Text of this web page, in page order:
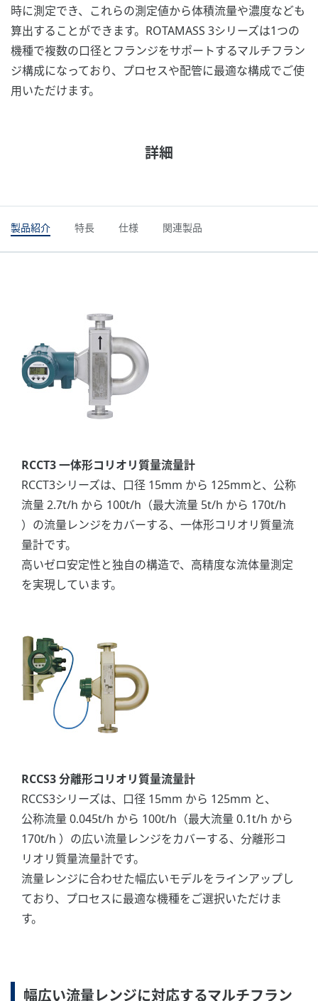
時に測定でき、これらの測定値から体積流量や濃度なども
算出することができます。ROTAMASS 3シリーズは1つの
機種で複数の口径とフランジをサポートするマルチフラン
ジ構成になっており、プロセスや配管に最適な構成でご使
用いただけます。
詳細
製品紹介 特長 仕様 関連製品
RCCT3 一体形コリオリ質量流量計
RCCT3シリーズは、口径 15mm から 125mmと、公称
流量 2.7t/h から 100t/h（最大流量 5t/h から 170t/h
）の流量レンジをカバーする、一体形コリオリ質量流
量計です。
高いゼロ安定性と独自の構造で、高精度な流体量測定
を実現しています。
RCCS3 分離形コリオリ質量流量計
RCCS3シリーズは、口径 15mm から 125mm と、
公称流量 0.045t/h から 100t/h（最大流量 0.1t/h から
170t/h ）の広い流量レンジをカバーする、分離形コ
リオリ質量流量計です。
流量レンジに合わせた幅広いモデルをラインアップし
ており、プロセスに最適な機種をご選択いただけま
す。
幅広い流量レンジに対応するマルチフラン